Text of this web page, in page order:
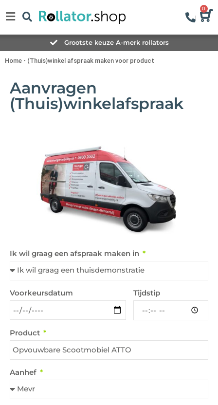
0
Grootste keuze A-merk rollators
Home - (Thuis)winkel afspraak maken voor product
Aanvragen
(Thuis)winkelafspraak
Ik wil graag een afspraak maken in
Voorkeursdatum Tijdstip
Product
Aanhef